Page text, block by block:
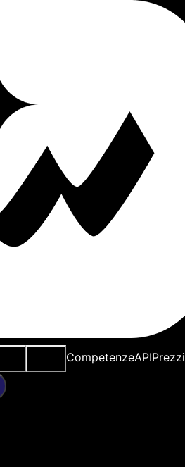
CompetenzeAPIPrezzi